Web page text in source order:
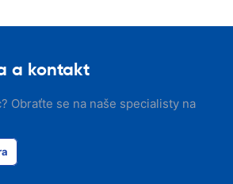
a kontakt
Obraťte se na naše specialisty na